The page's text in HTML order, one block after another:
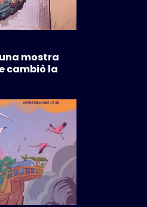
mostra
cambiò la